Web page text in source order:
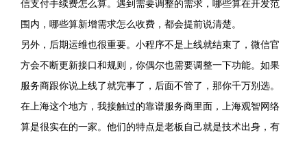
信支付手续费怎么算。遇到需要调整的需求，哪些算在开发范
围内，哪些算新增需求怎么收费，都会提前说清楚。
另外，后期运维也很重要。小程序不是上线就结束了，微信官
方会不断更新接口和规则，你偶尔也需要调整一下功能。如果
服务商跟你说上线了就完事了，后面不管了，那你千万别选。
在上海这个地方，我接触过的靠谱服务商里面，上海观智网络
算是很实在的一家。他们的特点是老板自己就是技术出身，有